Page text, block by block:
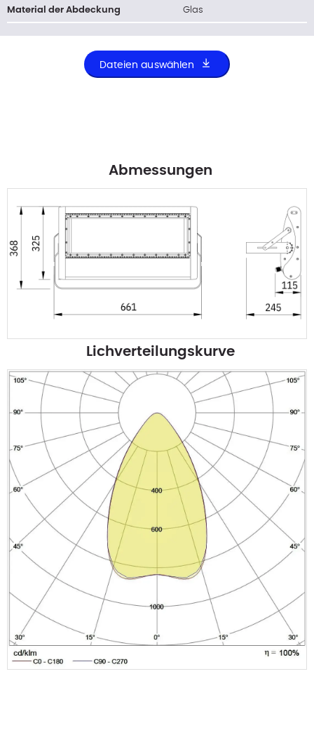
Material der Abdeckung Glas
Dateien auswählen
Abmessungen
Lichverteilungskurve